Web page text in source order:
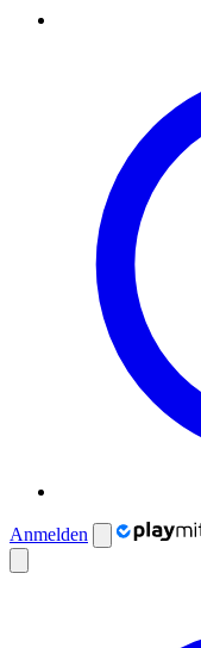
Anmelden